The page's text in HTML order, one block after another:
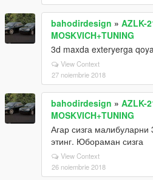
bahodirdesign » AZLK-
MOSKVICH+TUNING
3d maxda exteryerga
View Context
27 noiembrie 2018
bahodirdesign » AZLK-
MOSKVICH+TUNING
Агар сизга
этинг. Юбораман сизга
View Context
26 noiembrie 2018